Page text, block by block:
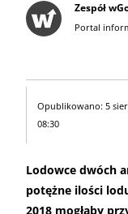
Zespół
Portal
Opublikowano: 5
08:30
Lodowce dwóch
potężne ilości
2018 mogłaby